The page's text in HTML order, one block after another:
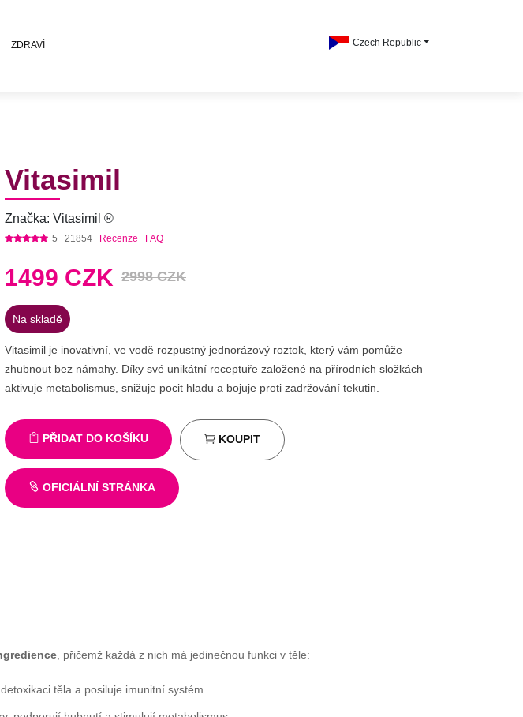
ZDRAVÍ Czech Republic
Vitasimil
Značka: Vitasimil ®
5 21854 Recenze FAQ
1499 CZK 2998 CZK
Na skladě
Vitasimil je inovativní, ve vodě rozpustný jednorázový roztok, který vám pomůže
zhubnout bez námahy. Díky své unikátní receptuře založené na přírodních složkách
aktivuje metabolismus, snižuje pocit hladu a bojuje proti zadržování tekutin.
PŘIDAT DO KOŠÍKU KOUPIT
OFICIÁLNÍ STRÁNKA
, přičemž každá z nich má jedinečnou funkci v těle:
těla a posiluje imunitní systém.